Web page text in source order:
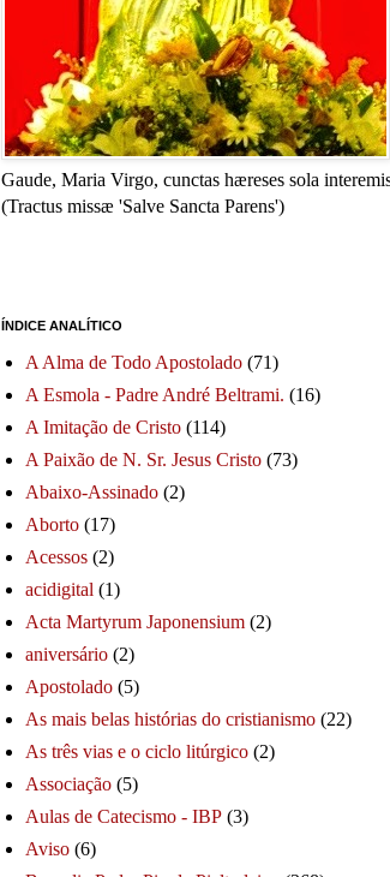
Gaude, Maria Virgo, cunctas hæreses sola
(Tractus missæ 'Salve Sancta Parens')
ÍNDICE ANALÍTICO
A Alma de Todo Apostolado (71)
A Esmola - Padre André Beltrami. (16)
A Imitação de Cristo (114)
A Paixão de N. Sr. Jesus Cristo (73)
Abaixo-Assinado (2)
Aborto (17)
Acessos (2)
acidigital (1)
Acta Martyrum Japonensium (2)
aniversário (2)
Apostolado (5)
As mais belas histórias do cristianismo (22)
As três vias e o ciclo litúrgico (2)
Associação (5)
Aulas de Catecismo - IBP (3)
Aviso (6)